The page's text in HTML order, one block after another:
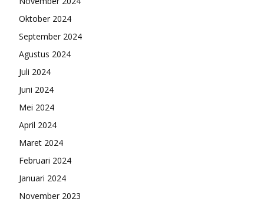
Oktober 2024
September 2024
Agustus 2024
Juli 2024
Juni 2024
Mei 2024
April 2024
Maret 2024
Februari 2024
Januari 2024
November 2023